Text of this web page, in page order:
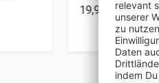
19,95 €